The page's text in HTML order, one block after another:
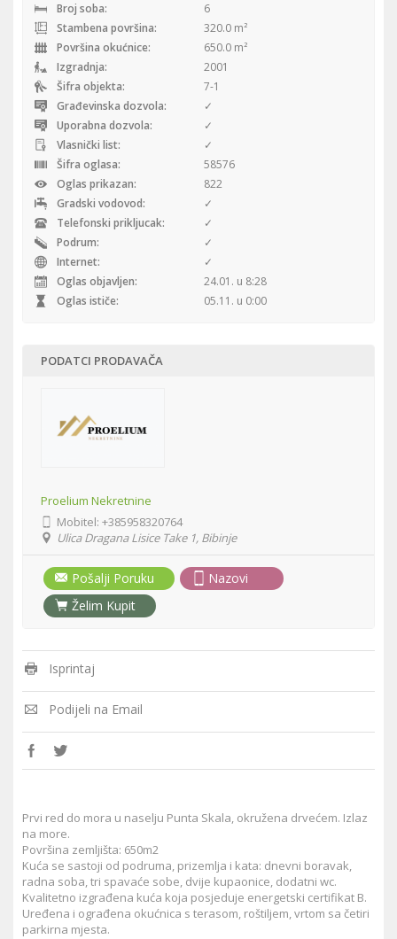
Broj soba:
6
Stambena površina:
320.0 m²
Površina okućnice:
650.0 m²
Izgradnja:
2001
Šifra objekta:
7-1
Građevinska dozvola:
✓
Uporabna dozvola:
✓
Vlasnički list:
✓
Šifra oglasa:
58576
Oglas prikazan:
822
Gradski vodovod:
✓
Telefonski prikljucak:
✓
Podrum:
✓
Internet:
✓
Oglas objavljen:
24.01. u 8:28
Oglas ističe:
05.11. u 0:00
PODATCI PRODAVAČA
Proelium Nekretnine
Mobitel:+385958320764
Ulica Dragana Lisice Take 1, Bibinje
Pošalji Poruku
Nazovi
Želim Kupit
Isprintaj
Podijeli na Email
Prvi red do mora u naselju Punta Skala, okružena drvećem. Izlaz
na more.
Površina zemljišta: 650m2
Kuća se sastoji od podruma, prizemlja i kata: dnevni boravak,
radna soba, tri spavaće sobe, dvije kupaonice, dodatni wc.
Kvalitetno izgrađena kuća koja posjeduje energetski certifikat B.
Uređena i ograđena okućnica s terasom, roštiljem, vrtom sa četiri
parkirna mjesta.